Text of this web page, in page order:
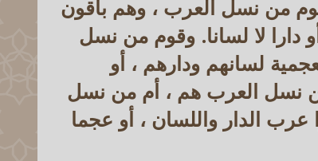
من نسل العرب ، وهم باقون
أو دارا لا لسانا. وقوم من نسل
لسانهم ودارهم ، أو
نسل العرب هم ، أم من نسل
عرب الدار واللسان ، أو عجما